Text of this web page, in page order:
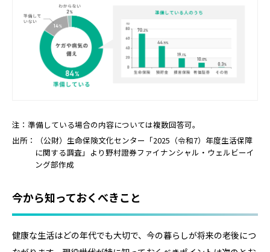
注：準備している場合の内容については複数回答可。
出所：（公財）生命保険文化センター「2025（令和7）年度生活保障
に関する調査」より野村證券ファイナンシャル・ウェルビーイ
ング部作成
今から知っておくべきこと
健康な生活はどの年代でも大切で、今の暮らしが将来の老後につ